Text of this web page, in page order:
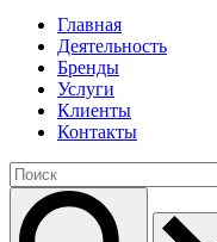
Главная
Деятельность
Бренды
Услуги
Клиенты
Контакты